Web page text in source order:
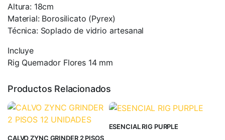
Altura: 18cm
Material: Borosilicato (Pyrex)
Técnica: Soplado de vidrio artesanal
Incluye
Rig Quemador Flores 14 mm
Productos Relacionados
CALVO ZYNC GRINDER 2 PISOS
ESENCIAL RIG PURPLE